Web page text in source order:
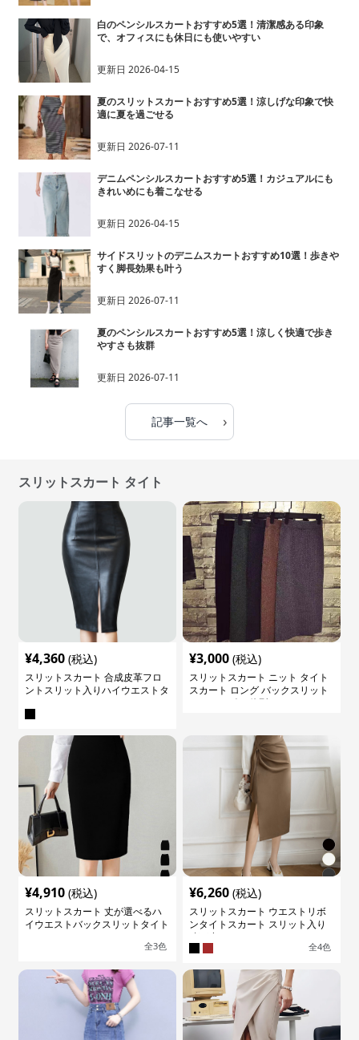
白のペンシルスカートおすすめ5選！清潔感ある印象
で、オフィスにも休日にも使いやすい
更新日 2026-04-15
夏のスリットスカートおすすめ5選！涼しげな印象で快
適に夏を過ごせる
更新日 2026-07-11
デニムペンシルスカートおすすめ5選！カジュアルにも
きれいめにも着こなせる
更新日 2026-04-15
サイドスリットのデニムスカートおすすめ10選！歩きや
すく脚長効果も叶う
更新日 2026-07-11
夏のペンシルスカートおすすめ5選！涼しく快適で歩き
やすさも抜群
更新日 2026-07-11
記事一覧へ ›
スリットスカート タイト
¥4,360 (税込)
スリットスカート 合成皮革フロ
ントスリット入りハイウエストタ
¥3,000 (税込)
スリットスカート ニット タイト
スカート ロング バックスリット
ウエストゴム 体型カバー
¥4,910 (税込)
スリットスカート 丈が選べるハ
イウエストバックスリットタイト
全3色
¥6,260 (税込)
スリットスカート ウエストリボ
ンタイトスカート スリット入り
膝下丈
全4色